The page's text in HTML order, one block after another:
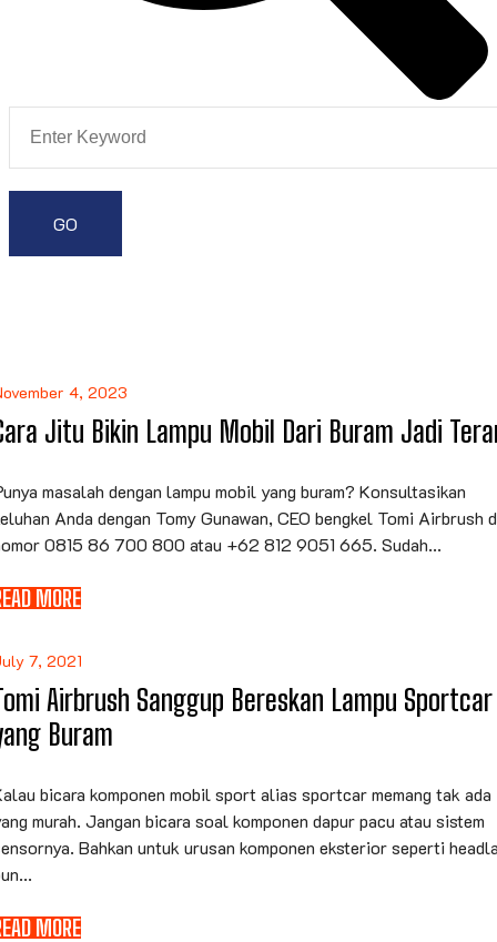
4, 2023
Jitu Bikin Lampu Mobil Dari Buram Jadi
masalah dengan lampu mobil yang buram? Konsultasikan
Anda dengan Tomy Gunawan, CEO bengkel Tomi Airbrush
0815 86 700 800 atau +62 812 9051 665. Sudah...
MORE
7, 2021
Airbrush Sanggup Bereskan Lampu Sportcar
Buram
bicara komponen mobil sport alias sportcar memang tak ada
murah. Jangan bicara soal komponen dapur pacu atau sistem
Bahkan untuk urusan komponen eksterior seperti
MORE